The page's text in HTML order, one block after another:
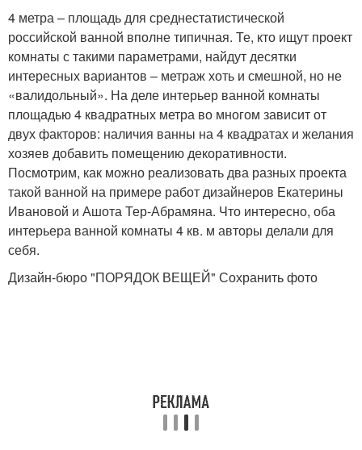
4 метра – площадь для среднестатистической
российской ванной вполне типичная. Те, кто ищут проект
комнаты с такими параметрами, найдут десятки
интересных вариантов – метраж хоть и смешной, но не
«валидольный». На деле интерьер ванной комнаты
площадью 4 квадратных метра во многом зависит от
двух факторов: наличия ванны на 4 квадратах и желания
хозяев добавить помещению декоративности.
Посмотрим, как можно реализовать два разных проекта
такой ванной на примере работ дизайнеров Екатерины
Ивановой и Ашота Тер-Абрамяна. Что интересно, оба
интерьера ванной комнаты 4 кв. м авторы делали для
себя.
Дизайн-бюро "ПОРЯДОК ВЕЩЕЙ" Сохранить фото